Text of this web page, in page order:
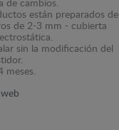
de cambios.
están preparados de
de 2-3 mm - cubierta
sin la modificación del
meses.